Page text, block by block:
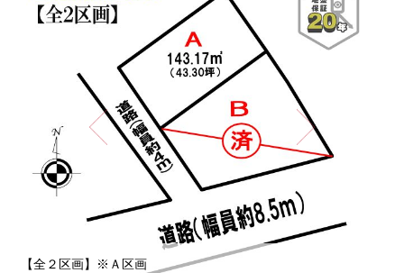
現地（2024年8月撮影）